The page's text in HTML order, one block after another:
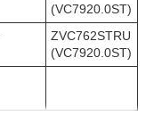
(VC7920.0ST)
ZVC762STRU
(VC7920.0ST)